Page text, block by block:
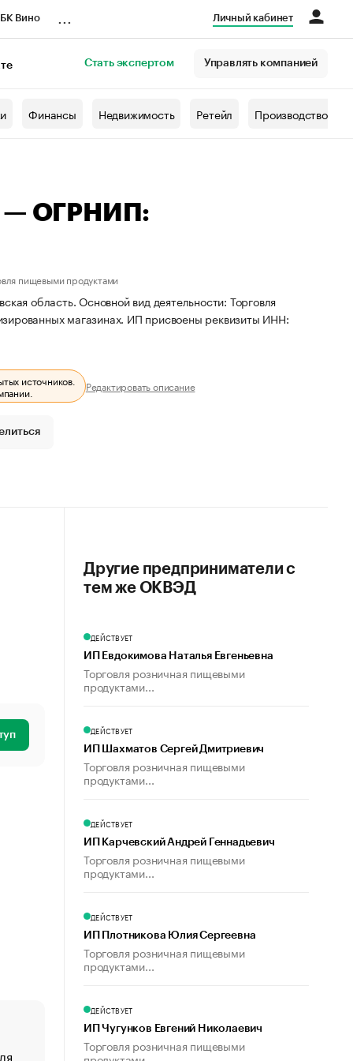
Вино Личный кабинет
Стать экспертом Управлять компанией
Финансы Недвижимость Ретейл Производство
— ОГРНИП:
пищевыми продуктами
область. Основной вид деятельности: Торговля
магазинах. ИП присвоены реквизиты ИНН:
источников.
Редактировать описание
«От спорта тело стареет иначе». Как живет глава
Другие предприниматели с
тем же ОКВЭД
ДЕЙСТВУЕТ
ИП Евдокимова Наталья Евгеньевна
Торговля розничная пищевыми
продуктами...
ДЕЙСТВУЕТ
ИП Шахматов Сергей Дмитриевич
Торговля розничная пищевыми
продуктами...
ДЕЙСТВУЕТ
ИП Карчевский Андрей Геннадьевич
Торговля розничная пищевыми
продуктами...
ДЕЙСТВУЕТ
ИП Плотникова Юлия Сергеевна
Торговля розничная пищевыми
продуктами...
ДЕЙСТВУЕТ
ИП Чугунков Евгений Николаевич
Торговля розничная пищевыми